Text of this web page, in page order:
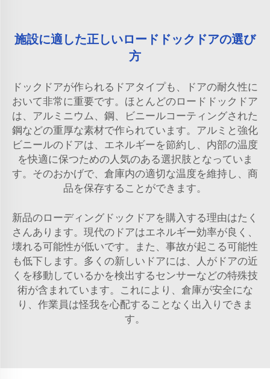
施設に適した正しいロードドックドアの選び
方
ドックドアが作られるドアタイプも、ドアの耐久性に
おいて非常に重要です。ほとんどのロードドックドア
は、アルミニウム、鋼、ビニールコーティングされた
鋼などの重厚な素材で作られています。アルミと強化
ビニールのドアは、エネルギーを節約し、内部の温度
を快適に保つための人気のある選択肢となっていま
す。そのおかげで、倉庫内の適切な温度を維持し、商
品を保存することができます。
新品のローディングドックドアを購入する理由はたく
さんあります。現代のドアはエネルギー効率が良く、
壊れる可能性が低いです。また、事故が起こる可能性
も低下します。多くの新しいドアには、人がドアの近
くを移動しているかを検出するセンサーなどの特殊技
術が含まれています。これにより、倉庫が安全にな
り、作業員は怪我を心配することなく出入りできま
す。